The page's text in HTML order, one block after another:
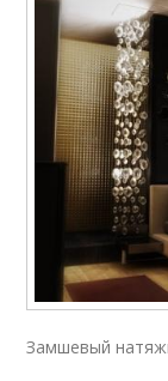
Замшевый